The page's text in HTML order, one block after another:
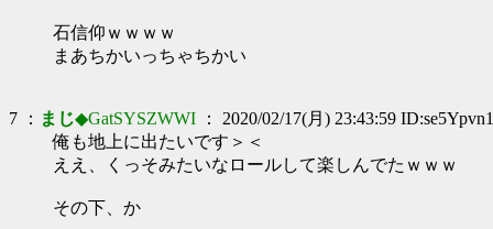
石信仰ｗｗｗｗ
まあちかいっちゃちかい
7 ： まじ◆GatSYSZWWI ： 2020/02/17(月) 23:43:59 ID:se5Ypvn1
俺も地上に出たいです＞＜
ええ、くっそみたいなロールして楽しんでたｗｗｗ
その下、か